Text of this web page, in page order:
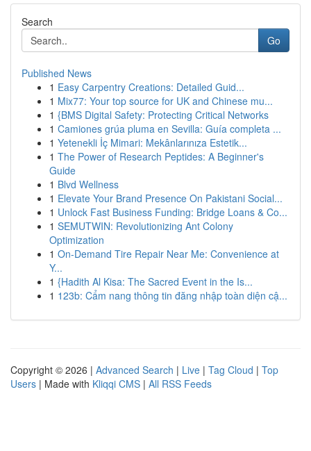
Search
Go
Published News
1 Easy Carpentry Creations: Detailed Guid...
1 Mix77: Your top source for UK and Chinese mu...
1 {BMS Digital Safety: Protecting Critical Networks
1 Camiones grúa pluma en Sevilla: Guía completa ...
1 Yetenekli İç Mimari: Mekânlarınıza Estetik...
1 The Power of Research Peptides: A Beginner's
Guide
1 Blvd Wellness
1 Elevate Your Brand Presence On Pakistani Social...
1 Unlock Fast Business Funding: Bridge Loans & Co...
1 SEMUTWIN: Revolutionizing Ant Colony
Optimization
1 On-Demand Tire Repair Near Me: Convenience at
Y...
1 {Hadith Al Kisa: The Sacred Event in the Is...
1 123b: Cẩm nang thông tin đăng nhập toàn diện cậ...
Copyright © 2026 | Advanced Search | Live | Tag Cloud | Top
Users | Made with Kliqqi CMS | All RSS Feeds